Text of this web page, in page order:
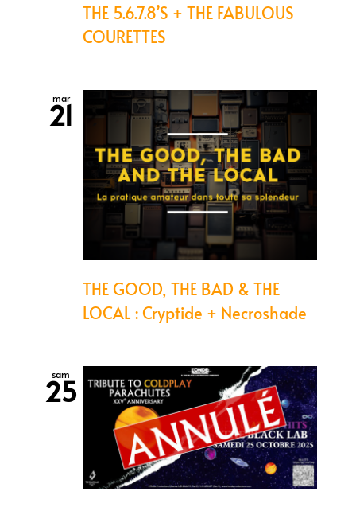
THE 5.6.7.8’S + THE FABULOUS
COURETTES
mar
21
THE GOOD, THE BAD & THE
LOCAL : Cryptide + Necroshade
sam
25